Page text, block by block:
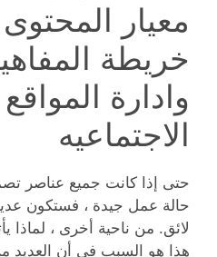
معيار
خريطة
وادارة
الاجتماعيه
حتى إذا كانت جميع عناصر
حالة عمل جيدة ، فستكون
لائق. من ناحية أخرى ، لماذا
هذا هو السبب في أن العديد